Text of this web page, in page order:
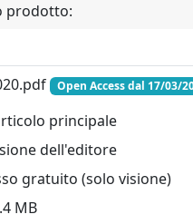
prodotto:
Open Access dal 17/03/
principale
dell'editore
gratuito (solo visione)
MB